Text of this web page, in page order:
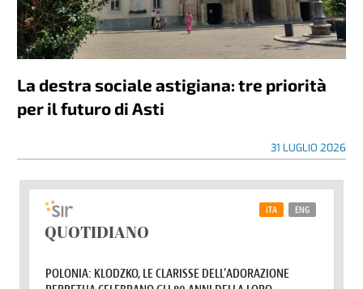
La destra sociale astigiana: tre priorità
per il futuro di Asti
31 LUGLIO 2026